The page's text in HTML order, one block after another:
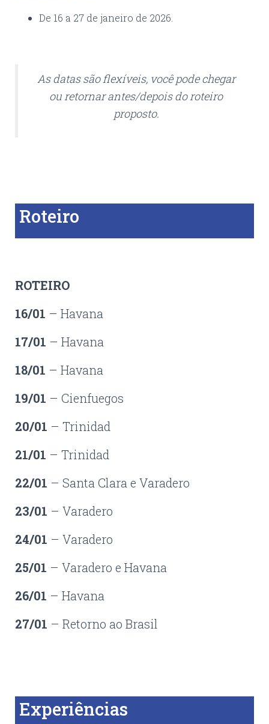
De 16 a 27 de janeiro de 2026.
As datas são flexíveis, você pode chegar
ou retornar antes/depois do roteiro
proposto.
Roteiro
ROTEIRO
16/01 – Havana
17/01 – Havana
18/01 – Havana
19/01 – Cienfuegos
20/01 – Trinidad
21/01 – Trinidad
22/01 – Santa Clara e Varadero
23/01 – Varadero
24/01 – Varadero
25/01 – Varadero e Havana
26/01 – Havana
27/01 – Retorno ao Brasil
Experiências